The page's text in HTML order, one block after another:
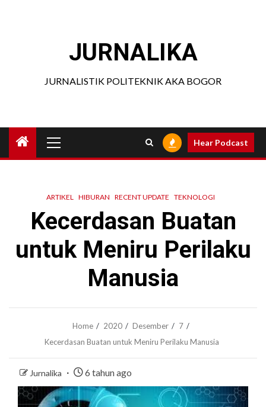
JURNALIKA
JURNALISTIK POLITEKNIK AKA BOGOR
Menu
Hear Podcast
ARTIKEL HIBURAN RECENT UPDATE TEKNOLOGI
Kecerdasan Buatan
untuk Meniru Perilaku
Manusia
Home 2020 Desember
7
Kecerdasan Buatan untuk Meniru Perilaku Manusia
Jurnalika 6 tahun ago